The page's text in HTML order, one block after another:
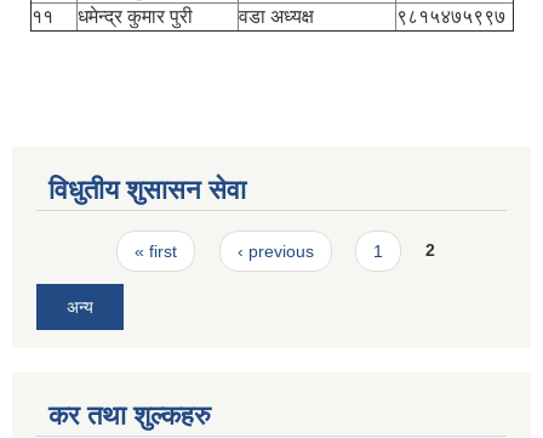
११
धमेन्द्र कुमार पुरी वडा अध्यक्ष ९८१५४७५९९७
विधुतीय शुसासन सेवा
Pages« first ‹ previous 1 2
अन्य
कर तथा शुल्कहरु